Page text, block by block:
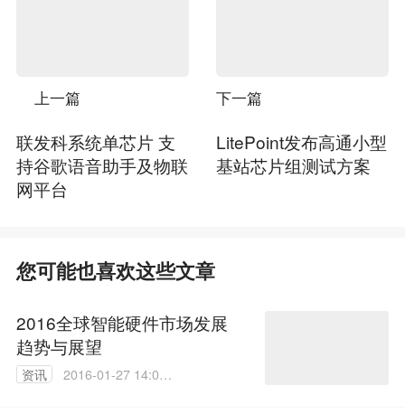
上一篇
联发科系统单芯片 支
持谷歌语音助手及物联
网平台
下一篇
LitePoint发布高通小型
基站芯片组测试方案
您可能也喜欢这些文章
2016全球智能硬件市场发展
趋势与展望
资讯
2016-01-27 14:00: